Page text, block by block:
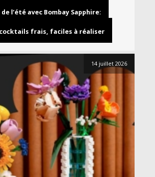
l’été avec Bombay Sapphire:
frais, faciles à réaliser
14 juillet 2026